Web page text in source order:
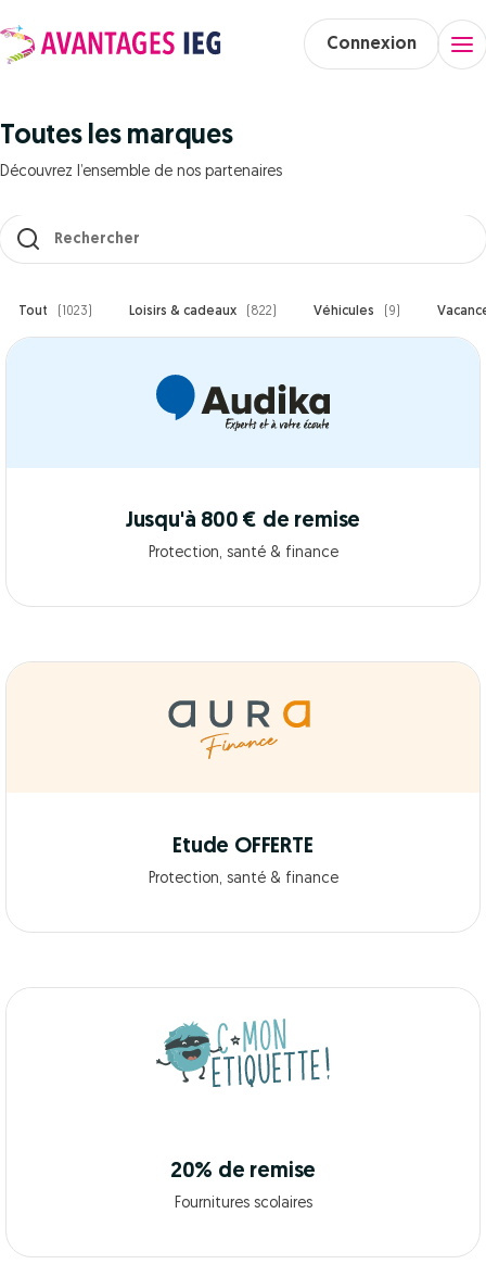
Connexion
Toutes les marques
Découvrez l’ensemble de nos partenaires
Les résultats se mettent à jour au fur et à mesure de votre
Tout (1023) Loisirs & cadeaux (822) Véhicules (9)
Jusqu'à 800 € de remise
Protection, santé & finance
Etude OFFERTE
Protection, santé & finance
20% de remise
Fournitures scolaires